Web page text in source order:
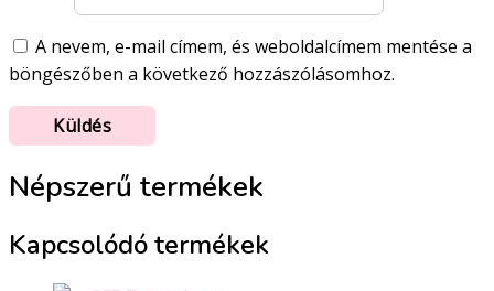
A nevem, e-mail címem, és weboldalcímem mentése a
böngészőben a következő hozzászólásomhoz.
Népszerű termékek
Kapcsolódó termékek